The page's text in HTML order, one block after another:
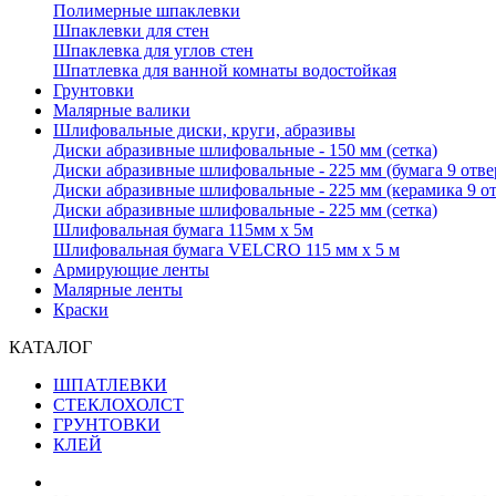
Полимерные шпаклевки
Шпаклевки для стен
Шпаклевка для углов стен
Шпатлевка для ванной комнаты водостойкая
Грунтовки
Малярные валики
Шлифовальные диски, круги, абразивы
Диски абразивные шлифовальные - 150 мм (сетка)
Диски абразивные шлифовальные - 225 мм (бумага 9
Диски абразивные шлифовальные - 225 мм (керамика 9
Диски абразивные шлифовальные - 225 мм (сетка)
Шлифовальная бумага 115мм х 5м
Шлифовальная бумага VELCRO 115 мм х 5 м
Армирующие ленты
Малярные ленты
Краски
КАТАЛОГ
ШПАТЛЕВКИ
СТЕКЛОХОЛСТ
ГРУНТОВКИ
КЛЕЙ